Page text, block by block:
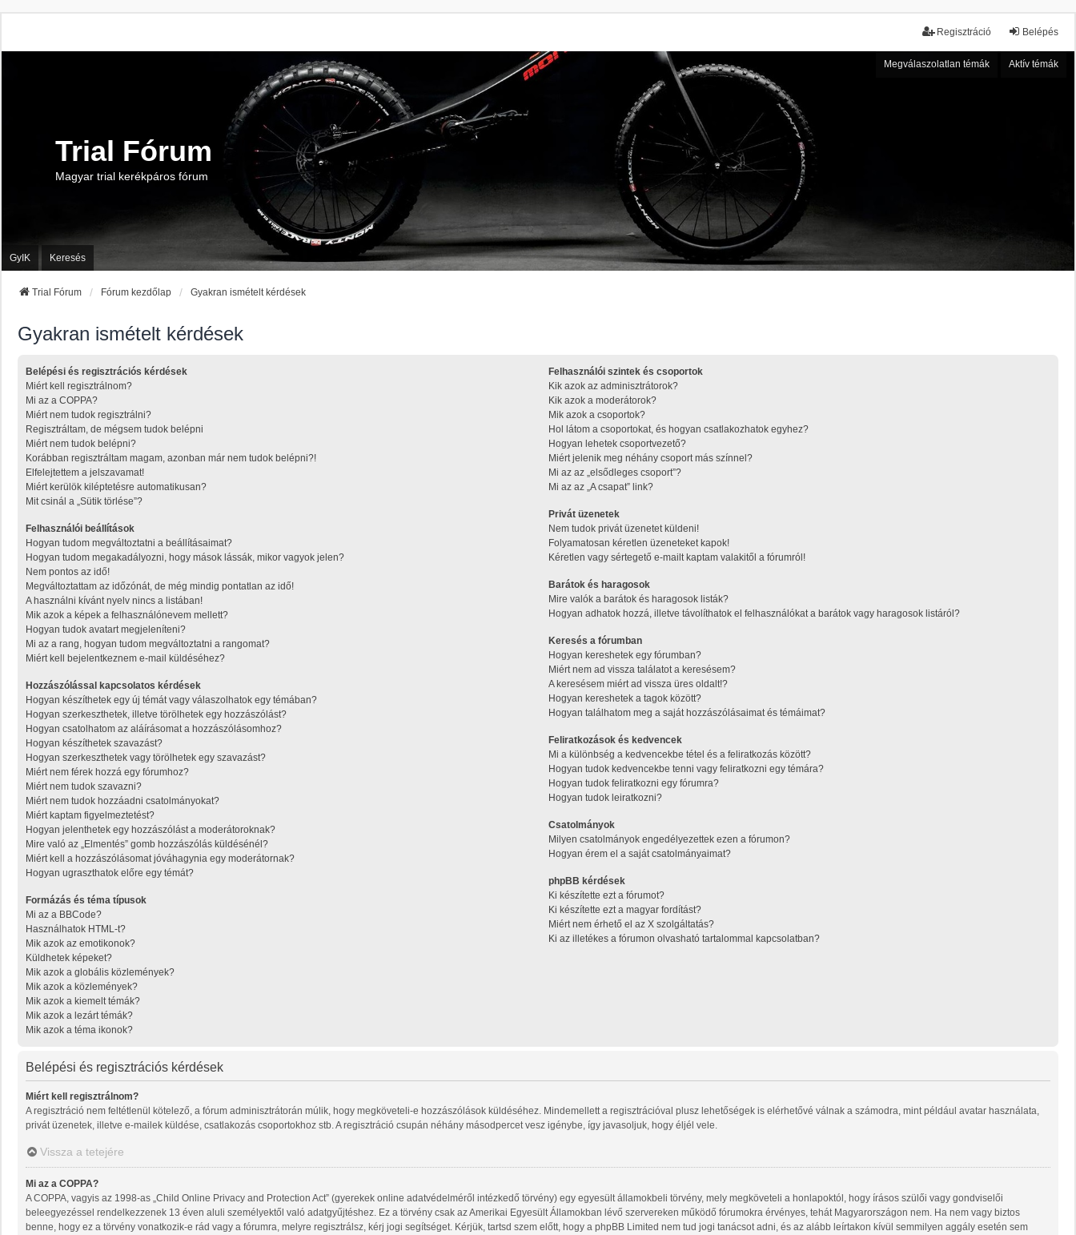
Belépés
Regisztráció
Megválaszolatlan témák Aktív témák
Trial Fórum
Magyar trial kerékpáros fórum
GyIK Keresés
Trial Fórum Fórum kezdőlap Gyakran ismételt kérdések
Gyakran ismételt kérdések
Belépési és regisztrációs kérdések
Miért kell regisztrálnom?
Mi az a COPPA?
Miért nem tudok regisztrálni?
Regisztráltam, de mégsem tudok belépni
Miért nem tudok belépni?
Korábban regisztráltam magam, azonban már nem tudok belépni?!
Elfelejtettem a jelszavamat!
Miért kerülök kiléptetésre automatikusan?
Mit csinál a „Sütik törlése”?
Felhasználói beállítások
Hogyan tudom megváltoztatni a beállításaimat?
Hogyan tudom megakadályozni, hogy mások lássák, mikor vagyok jelen?
Nem pontos az idő!
Megváltoztattam az időzónát, de még mindig pontatlan az idő!
A használni kívánt nyelv nincs a listában!
Mik azok a képek a felhasználónevem mellett?
Hogyan tudok avatart megjeleníteni?
Mi az a rang, hogyan tudom megváltoztatni a rangomat?
Miért kell bejelentkeznem e-mail küldéséhez?
Hozzászólással kapcsolatos kérdések
Hogyan készíthetek egy új témát vagy válaszolhatok egy témában?
Hogyan szerkeszthetek, illetve törölhetek egy hozzászólást?
Hogyan csatolhatom az aláírásomat a hozzászólásomhoz?
Hogyan készíthetek szavazást?
Hogyan szerkeszthetek vagy törölhetek egy szavazást?
Miért nem férek hozzá egy fórumhoz?
Miért nem tudok szavazni?
Miért nem tudok hozzáadni csatolmányokat?
Miért kaptam figyelmeztetést?
Hogyan jelenthetek egy hozzászólást a moderátoroknak?
Mire való az „Elmentés” gomb hozzászólás küldésénél?
Miért kell a hozzászólásomat jóváhagynia egy moderátornak?
Hogyan ugraszthatok előre egy témát?
Formázás és téma típusok
Mi az a BBCode?
Használhatok HTML-t?
Mik azok az emotikonok?
Küldhetek képeket?
Mik azok a globális közlemények?
Mik azok a közlemények?
Mik azok a kiemelt témák?
Mik azok a lezárt témák?
Mik azok a téma ikonok?
Felhasználói szintek és csoportok
Kik azok az adminisztrátorok?
Kik azok a moderátorok?
Mik azok a csoportok?
Hol látom a csoportokat, és hogyan csatlakozhatok egyhez?
Hogyan lehetek csoportvezető?
Miért jelenik meg néhány csoport más színnel?
Mi az az „elsődleges csoport”?
Mi az az „A csapat” link?
Privát üzenetek
Nem tudok privát üzenetet küldeni!
Folyamatosan kéretlen üzeneteket kapok!
Kéretlen vagy sértegető e-mailt kaptam valakitől a fórumról!
Barátok és haragosok
Mire valók a barátok és haragosok listák?
Hogyan adhatok hozzá, illetve távolíthatok el felhasználókat a barátok vagy haragosok listáról?
Keresés a fórumban
Hogyan kereshetek egy fórumban?
Miért nem ad vissza találatot a keresésem?
A keresésem miért ad vissza üres oldalt!?
Hogyan kereshetek a tagok között?
Hogyan találhatom meg a saját hozzászólásaimat és témáimat?
Feliratkozások és kedvencek
Mi a különbség a kedvencekbe tétel és a feliratkozás között?
Hogyan tudok kedvencekbe tenni vagy feliratkozni egy témára?
Hogyan tudok feliratkozni egy fórumra?
Hogyan tudok leiratkozni?
Csatolmányok
Milyen csatolmányok engedélyezettek ezen a fórumon?
Hogyan érem el a saját csatolmányaimat?
phpBB kérdések
Ki készítette ezt a fórumot?
Ki készítette ezt a magyar fordítást?
Miért nem érhető el az X szolgáltatás?
Ki az illetékes a fórumon olvasható tartalommal kapcsolatban?
Belépési és regisztrációs kérdések
Miért kell regisztrálnom?
A regisztráció nem feltétlenül kötelező, a fórum adminisztrátorán múlik, hogy megköveteli-e hozzászólások küldéséhez. Mindemellett a regisztrációval plusz lehetőségek is elérhetővé válnak a számodra, mint például avatar használata,
privát üzenetek, illetve e-mailek küldése, csatlakozás csoportokhoz stb. A regisztráció csupán néhány másodpercet vesz igénybe, így javasoljuk, hogy éljél vele.
Vissza a tetejére
Mi az a COPPA?
A COPPA, vagyis az 1998-as „Child Online Privacy and Protection Act” (gyerekek online adatvédelméről intézkedő törvény) egy egyesült államokbeli törvény, mely megköveteli a honlapoktól, hogy írásos szülői vagy gondviselői
beleegyezéssel rendelkezzenek 13 éven aluli személyektől való adatgyűjtéshez. Ez a törvény csak az Amerikai Egyesült Államokban lévő szervereken működő fórumokra érvényes, tehát Magyarországon nem. Ha nem vagy biztos
benne, hogy ez a törvény vonatkozik-e rád vagy a fórumra, melyre regisztrálsz, kérj jogi segítséget. Kérjük, tartsd szem előtt, hogy a phpBB Limited nem tud jogi tanácsot adni, és az alább leírtakon kívül semmilyen aggály esetén sem